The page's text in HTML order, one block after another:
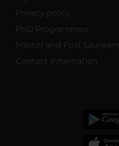
Privacy policy
PhD Programmes
Master and Post Lauream
Contact information